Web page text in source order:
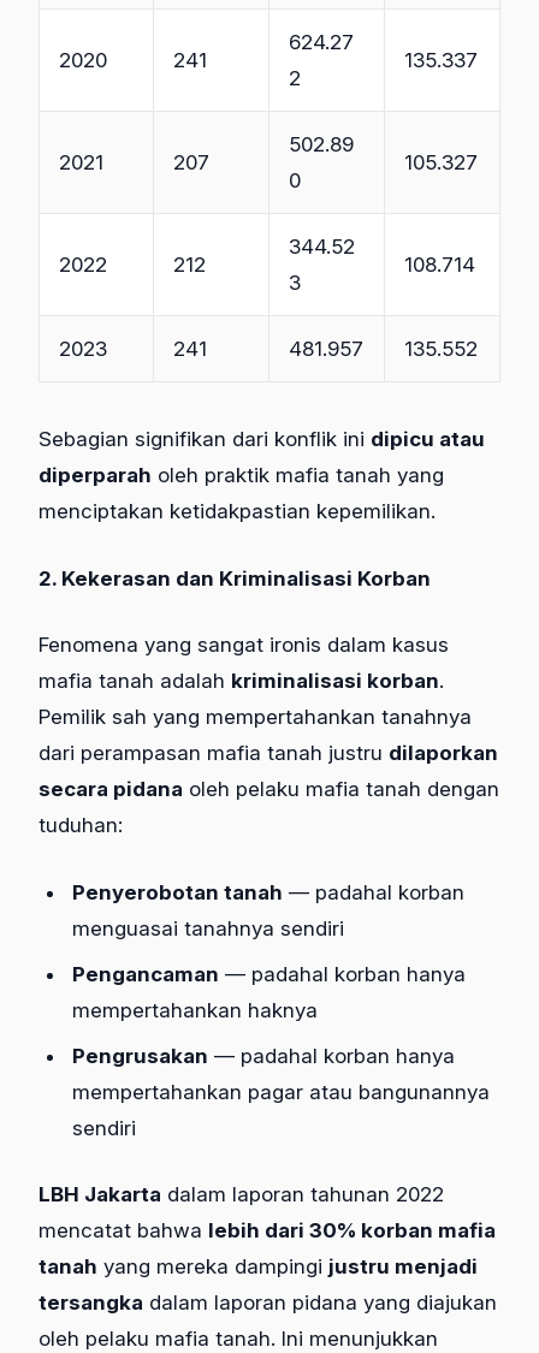
2020 241
624.27
2
135.337
2021 207
502.89
0
105.327
2022 212
344.52
3
108.714
2023 241 481.957 135.552
Sebagian signifikan dari konflik ini dipicu atau
diperparah oleh praktik mafia tanah yang
menciptakan ketidakpastian kepemilikan.
2. Kekerasan dan Kriminalisasi Korban
Fenomena yang sangat ironis dalam kasus
mafia tanah adalah kriminalisasi korban.
Pemilik sah yang mempertahankan tanahnya
dari perampasan mafia tanah justru dilaporkan
secara pidana oleh pelaku mafia tanah dengan
tuduhan:
Penyerobotan tanah — padahal korban
menguasai tanahnya sendiri
Pengancaman — padahal korban hanya
mempertahankan haknya
Pengrusakan — padahal korban hanya
mempertahankan pagar atau bangunannya
sendiri
LBH Jakarta dalam laporan tahunan 2022
mencatat bahwa lebih dari 30% korban mafia
tanah yang mereka dampingi justru menjadi
tersangka dalam laporan pidana yang diajukan
oleh pelaku mafia tanah. Ini menunjukkan